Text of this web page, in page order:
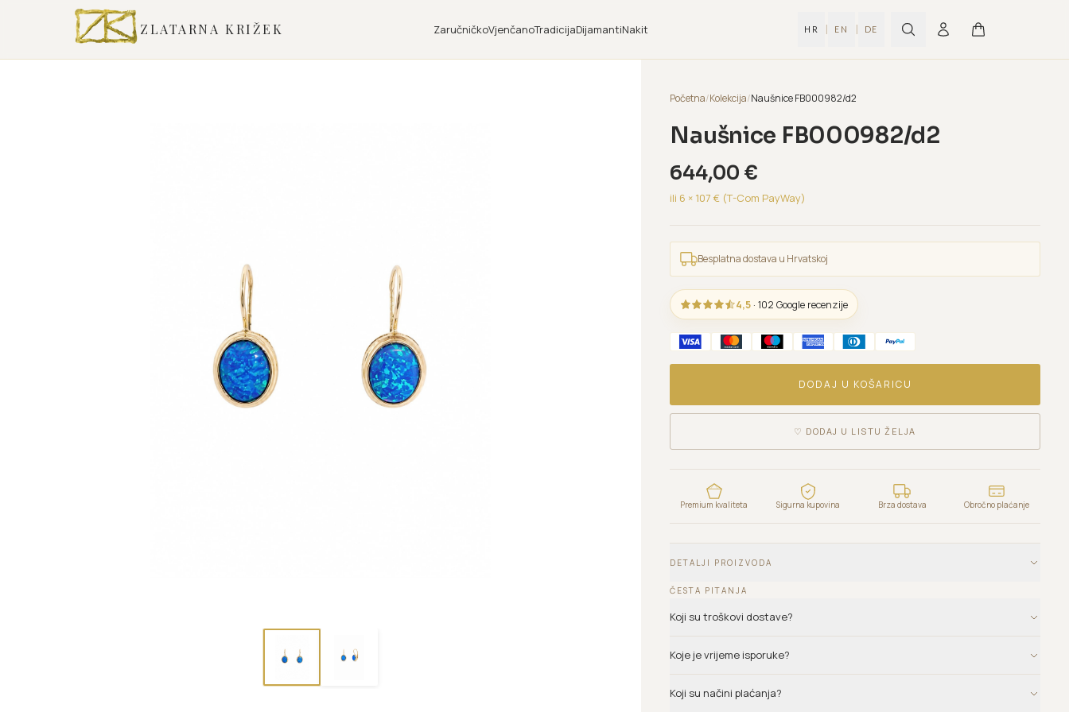
ZLATARNA KRIŽEK ZaručničkoVjenčanoTradicijaDijamantiNakit HR | EN | DE
Početna/Kolekcija/Naušnice FB000982/d2
Naušnice FB000982/d2
644,00 €
ili 6 × 107 € (T-Com PayWay)
Besplatna dostava u Hrvatskoj
4,5 · 102 Google recenzije
DODAJ U KOŠARICU
♡ DODAJ U LISTU ŽELJA
Premium kvaliteta Sigurna kupovina Brza dostava Obročno plaćanje
DETALJI PROIZVODA
ČESTA PITANJA
Koji su troškovi dostave?
Koje je vrijeme isporuke?
Koji su načini plaćanja?